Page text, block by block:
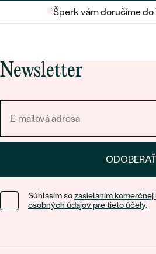
Šperk vám doručíme do
Newsletter
ODOBERAŤ
Súhlasím sozasielaním
osobných údajov pre tieto účely.